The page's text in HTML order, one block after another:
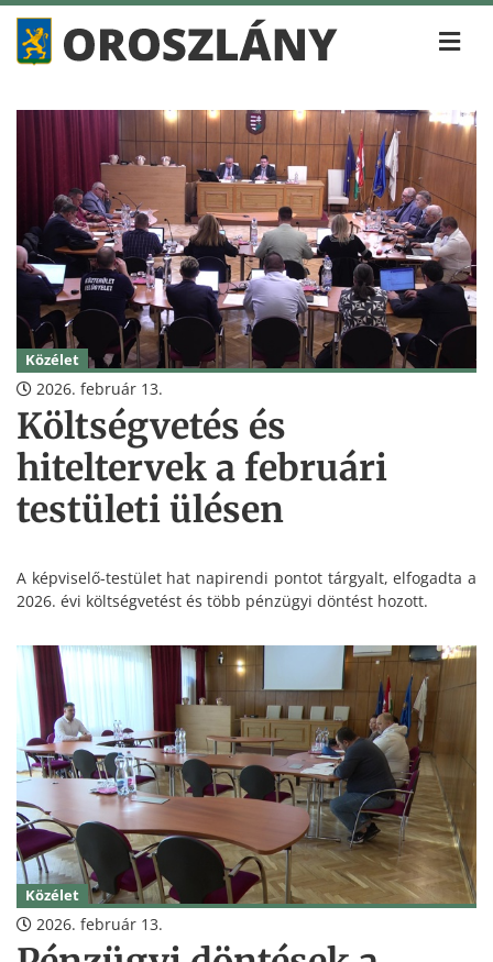
Közélet
2026. február 13.
Költségvetés és
hiteltervek a februári
testületi ülésen
A képviselő-testület hat napirendi pontot tárgyalt, elfogadta a
2026. évi költségvetést és több pénzügyi döntést hozott.
Közélet
2026. február 13.